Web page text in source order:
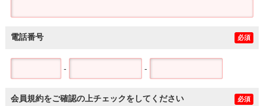
電話番号 必須
- -
会員規約をご確認の上チェックをしてください 必須